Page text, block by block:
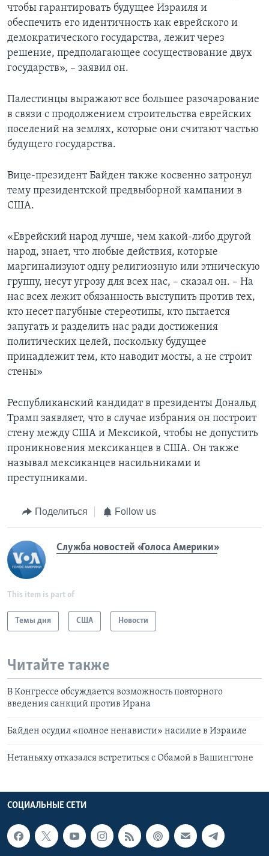
чтобы гарантировать будущее Израиля и
обеспечить его идентичность как еврейского и
демократического государства, лежит через
решение, предполагающее сосуществование двух
государств», – заявил он.
Палестинцы выражают все большее разочарование
в связи с продолжением строительства еврейских
поселений на землях, которые они считают частью
будущего государства.
Вице-президент Байден также косвенно затронул
тему президентской предвыборной кампании в
США.
«Еврейский народ лучше, чем какой-либо другой
народ, знает, что любые действия, которые
маргинализуют одну религиозную или этническую
группу, несут угрозу для всех нас, – сказал он. – На
нас всех лежит обязанность выступить против тех,
кто несет пагубные стереотипы, кто пытается
запугать и разделить нас ради достижения
политических целей, поскольку будущее
принадлежит тем, кто наводит мосты, а не строит
стены»
Республиканский кандидат в президенты Дональд
Трамп заявляет, что в случае избрания он построит
стену между США и Мексикой, чтобы не допустить
проникновения мексиканцев в США. Он также
называл мексиканцев насильниками и
преступниками.
Поделиться Follow us
Служба новостей «Голоса Америки»
This item is part of
Темы дня США Новости
Читайте также
В Конгрессе обсуждается возможность повторного
введения санкций против Ирана
Байден осудил «полное ненависти» насилие в Израиле
Нетаньяху отказался встретиться с Обамой в Вашингтоне
СОЦИАЛЬНЫЕ СЕТИ